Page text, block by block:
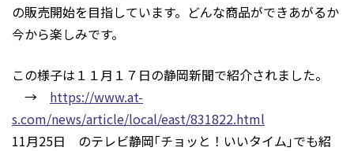
の販売開始を目指しています。どんな商品ができあがるか
今から楽しみです。
この様子は１１月１７日の静岡新聞で紹介されました。
→ https://www.at-
s.com/news/article/local/east/831822.html
11月25日 のテレビ静岡｢チョッと！いいタイム｣でも紹